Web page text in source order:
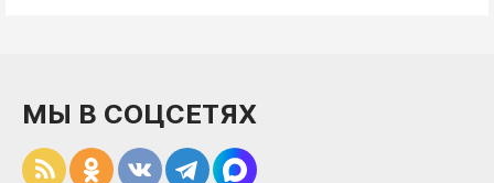
МЫ В СОЦСЕТЯХ